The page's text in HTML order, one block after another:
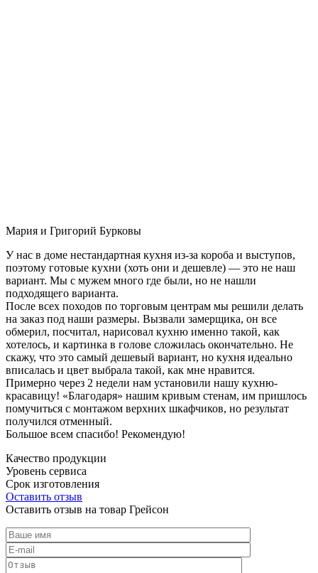
Мария и Григорий Бурковы
У нас в доме нестандартная кухня из-за короба и выступов,
поэтому готовые кухни (хоть они и дешевле) — это не наш
вариант. Мы с мужем много где были, но не нашли
подходящего варианта.
После всех походов по торговым центрам мы решили делать
на заказ под наши размеры. Вызвали замерщика, он все
обмерил, посчитал, нарисовал кухню именно такой, как
хотелось, и картинка в голове сложилась окончательно. Не
скажу, что это самый дешевый вариант, но кухня идеально
вписалась и цвет выбрала такой, как мне нравится.
Примерно через 2 недели нам установили нашу кухню-
красавицу! «Благодаря» нашим кривым стенам, им пришлось
помучиться с монтажом верхних шкафчиков, но результат
получился отменный.
Большое всем спасибо! Рекомендую!
Качество продукции
Уровень сервиса
Срок изготовления
Оставить отзыв
Оставить отзыв на товар Грейсон